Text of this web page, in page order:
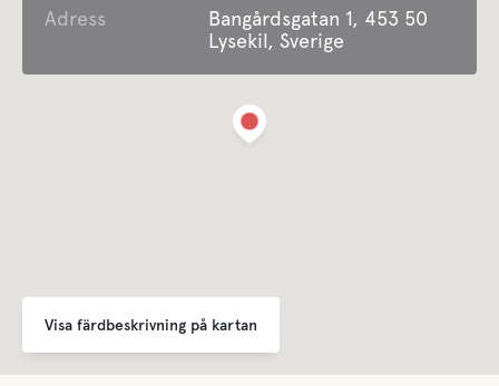
Bar
Adress
Bangårdsgatan 1, 453 50
Lysekil, Sverige
Visa färdbeskrivning på kartan